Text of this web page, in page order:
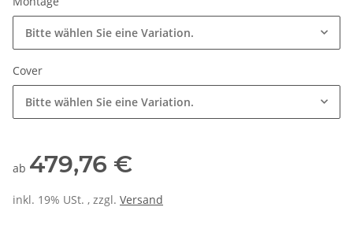
Bitte wählen Sie eine Variation.
Cover
Bitte wählen Sie eine Variation.
ab 479,76 €
inkl. 19% USt. , zzgl. Versand